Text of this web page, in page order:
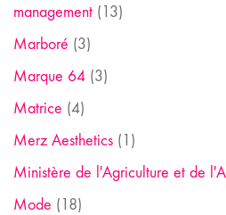
management (13)
Marboré (3)
Marque 64 (3)
Matrice (4)
Merz Aesthetics (1)
Ministère de l'Agriculture et de
Mode (18)